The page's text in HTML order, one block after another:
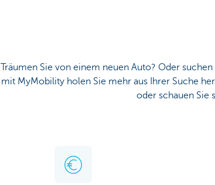
Träumen Sie von einem neuen Auto? Oder
mit MyMobility holen Sie mehr aus Ihrer Suche
oder schauen Sie